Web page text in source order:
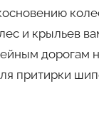
и крыльев
дорогам
притирки